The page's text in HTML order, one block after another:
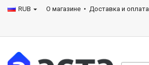
RUB О магазине Доставка и оплата